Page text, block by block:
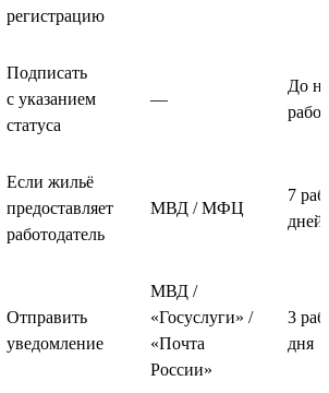
регистрацию
Подписать
с указанием
статуса
—
До
Если жильё
предоставляет
работодатель
МВД / МФЦ
7
дней
Отправить
уведомление
МВД /
«Госуслуги» /
«Почта
России»
3
дня